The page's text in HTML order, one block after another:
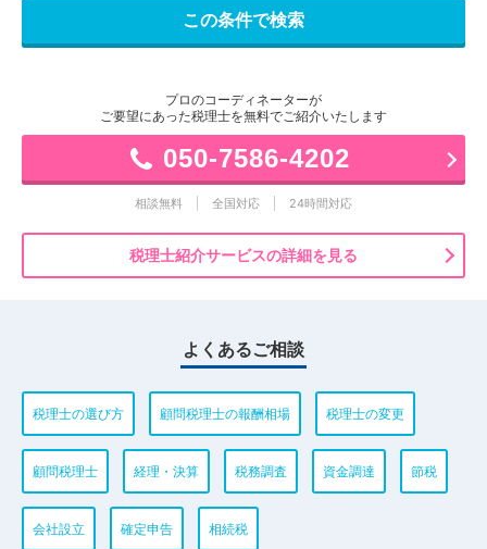
プロのコーディネーターが
ご要望にあった税理士を無料でご紹介いたします
050-7586-4202
相談無料 全国対応 24時間対応
税理士紹介サービスの詳細を見る
よくあるご相談
税理士の選び方 顧問税理士の報酬相場 税理士の変更
顧問税理士 経理・決算 税務調査 資金調達 節税
会社設立 確定申告 相続税